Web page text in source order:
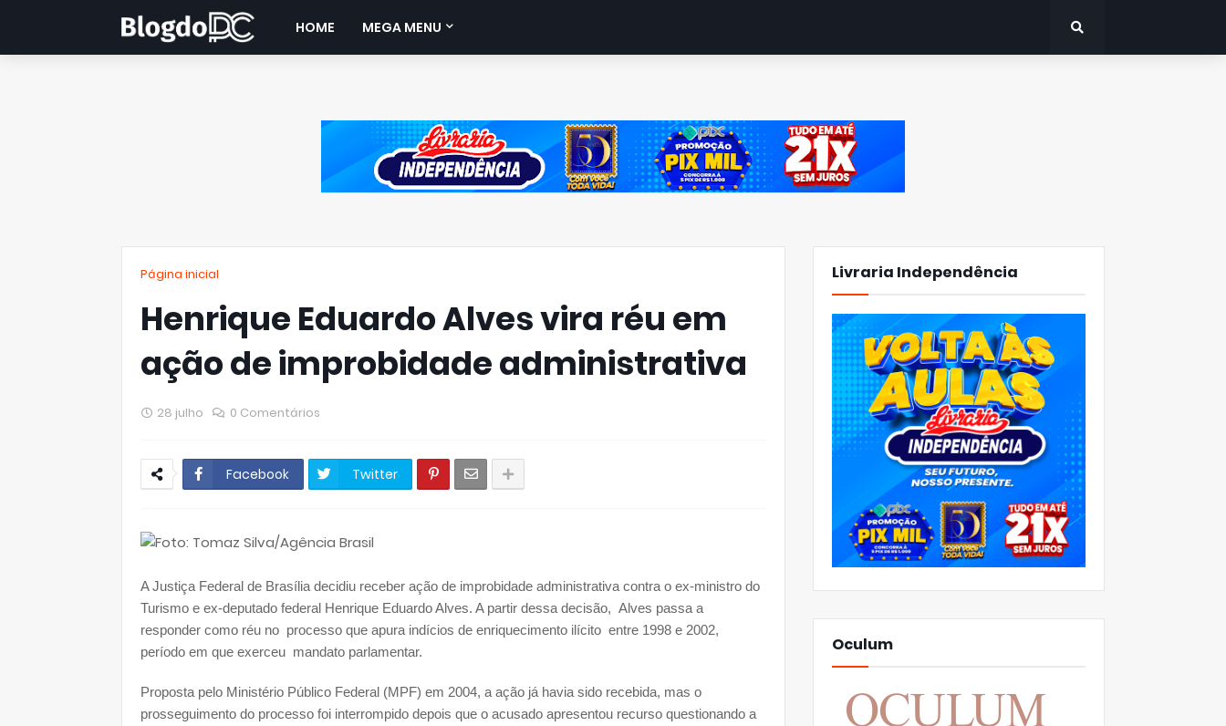
HOME MEGA MENU
Página inicial
Henrique Eduardo Alves vira réu em
ação de improbidade administrativa
28 julho 0 Comentários
Facebook Twitter
A Justiça Federal de Brasília decidiu receber ação de improbidade administrativa contra o ex-ministro do
Turismo e ex-deputado federal Henrique Eduardo Alves. A partir dessa decisão, Alves passa a
responder como réu no processo que apura indícios de enriquecimento ilícito entre 1998 e 2002,
período em que exerceu mandato parlamentar.
Proposta pelo Ministério Público Federal (MPF) em 2004, a ação já havia sido recebida, mas o
prosseguimento do processo foi interrompido depois que o acusado apresentou recurso questionando a
Livraria Independência
Oculum